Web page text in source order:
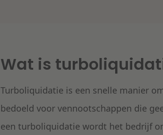
Wat is
Turboliquidatie is een snelle manier
bedoeld voor vennootschappen die
een turboliquidatie wordt het bedrijf